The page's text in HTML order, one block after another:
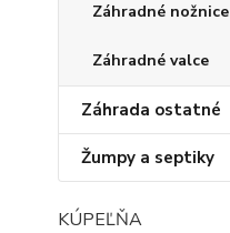
Záhradné nožnice
Záhradné valce
Záhrada ostatné
Žumpy a septiky
KÚPEĽŇA